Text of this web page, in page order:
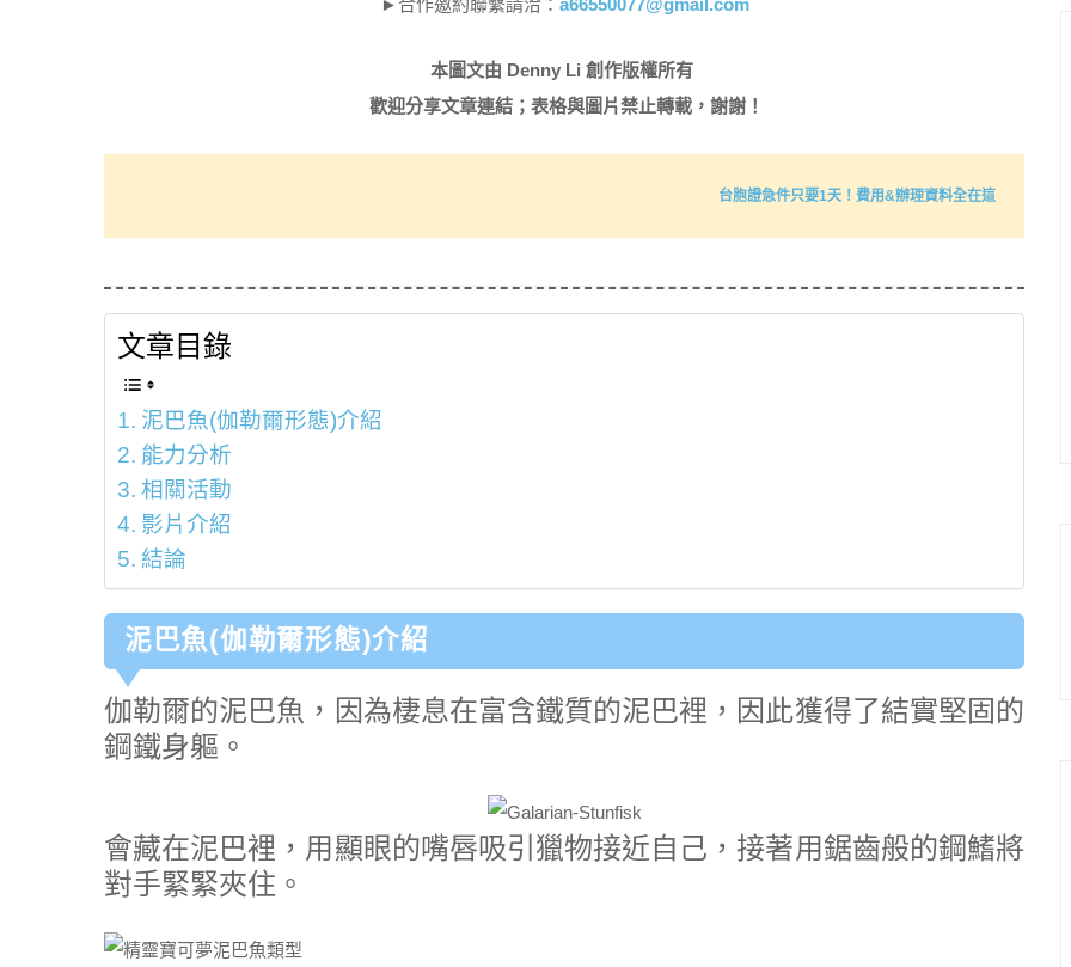
►合作邀約聯繫請洽： a66550077@gmail.com
本圖文由 Denny Li 創作版權所有
歡迎分享文章連結；表格與圖片禁止轉載，謝謝！
台胞證急件只要1天！費用&辦理資料全在這
文章目錄
泥巴魚(伽勒爾形態)介紹
能力分析
相關活動
影片介紹
結論
泥巴魚(伽勒爾形態)介紹
伽勒爾的泥巴魚，因為棲息在富含鐵質的泥巴裡，因此獲得了結實堅固的
鋼鐵身軀。
會藏在泥巴裡，用顯眼的嘴唇吸引獵物接近自己，接著用鋸齒般的鋼鰭將
對手緊緊夾住。